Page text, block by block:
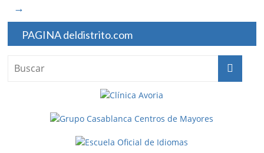
→
PAGINA deldistrito.com